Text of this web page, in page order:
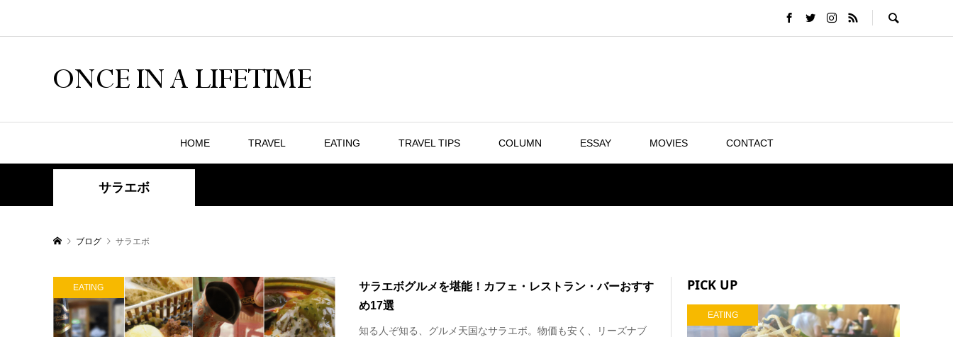
HOME TRAVEL EATING TRAVEL TIPS COLUMN ESSAY MOVIES CONTACT
サラエボ
ブログ サラエボ
EATING
サラエボグルメを堪能！カフェ・レストラン・バーおすす
め17選
知る人ぞ知る、グルメ天国なサラエボ。物価も安く、リーズナブ
PICK UP
EATING